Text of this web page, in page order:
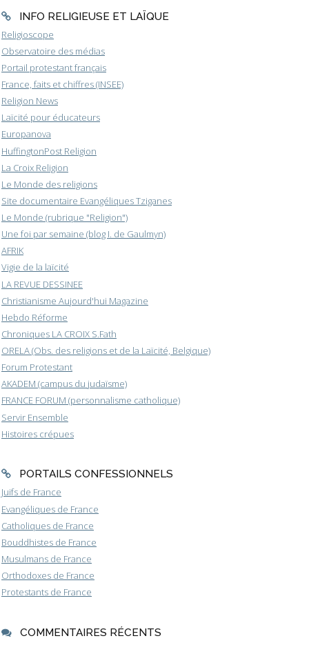
INFO RELIGIEUSE ET LAÏQUE
Religioscope
Observatoire des médias
Portail protestant français
France, faits et chiffres (INSEE)
Religion News
Laïcité pour éducateurs
Europanova
HuffingtonPost Religion
La Croix Religion
Le Monde des religions
Site documentaire Evangéliques Tziganes
Le Monde (rubrique "Religion")
Une foi par semaine (blog I. de Gaulmyn)
AFRIK
Vigie de la laïcité
LA REVUE DESSINEE
Christianisme Aujourd'hui Magazine
Hebdo Réforme
Chroniques LA CROIX S.Fath
ORELA (Obs. des religions et de la Laïcité, Belgique)
Forum Protestant
AKADEM (campus du judaïsme)
FRANCE FORUM (personnalisme catholique)
Servir Ensemble
Histoires crépues
PORTAILS CONFESSIONNELS
Juifs de France
Evangéliques de France
Catholiques de France
Bouddhistes de France
Musulmans de France
Orthodoxes de France
Protestants de France
COMMENTAIRES RÉCENTS